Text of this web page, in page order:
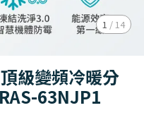
1 / 14
級變頻冷暖分
63NJP1